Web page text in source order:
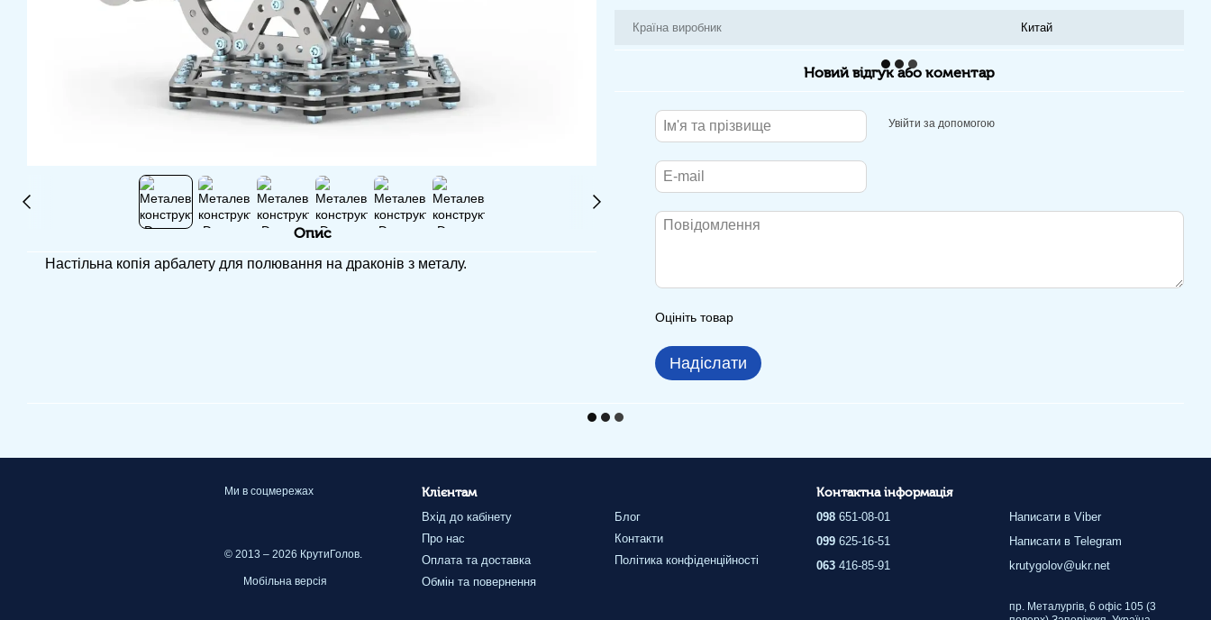
Опис
Настільна копія арбалету для полювання на драконів з металу.
Країна виробник Китай
Новий відгук або коментар
Увійти за допомогою
Оцініть товар
Надіслати
Ми в соцмережах
© 2013 – 2026 КрутиГолов.
Мобільна версія
Клієнтам
Вхід до кабінету
Про нас
Оплата та доставка
Обмін та повернення
Блог
Контакти
Політика конфіденційності
Контактна інформація
098 651-08-01
099 625-16-51
063 416-85-91
Написати в Viber
Написати в Telegram
krutygolov@ukr.net
пр. Металургів, 6 офіс 105 (3